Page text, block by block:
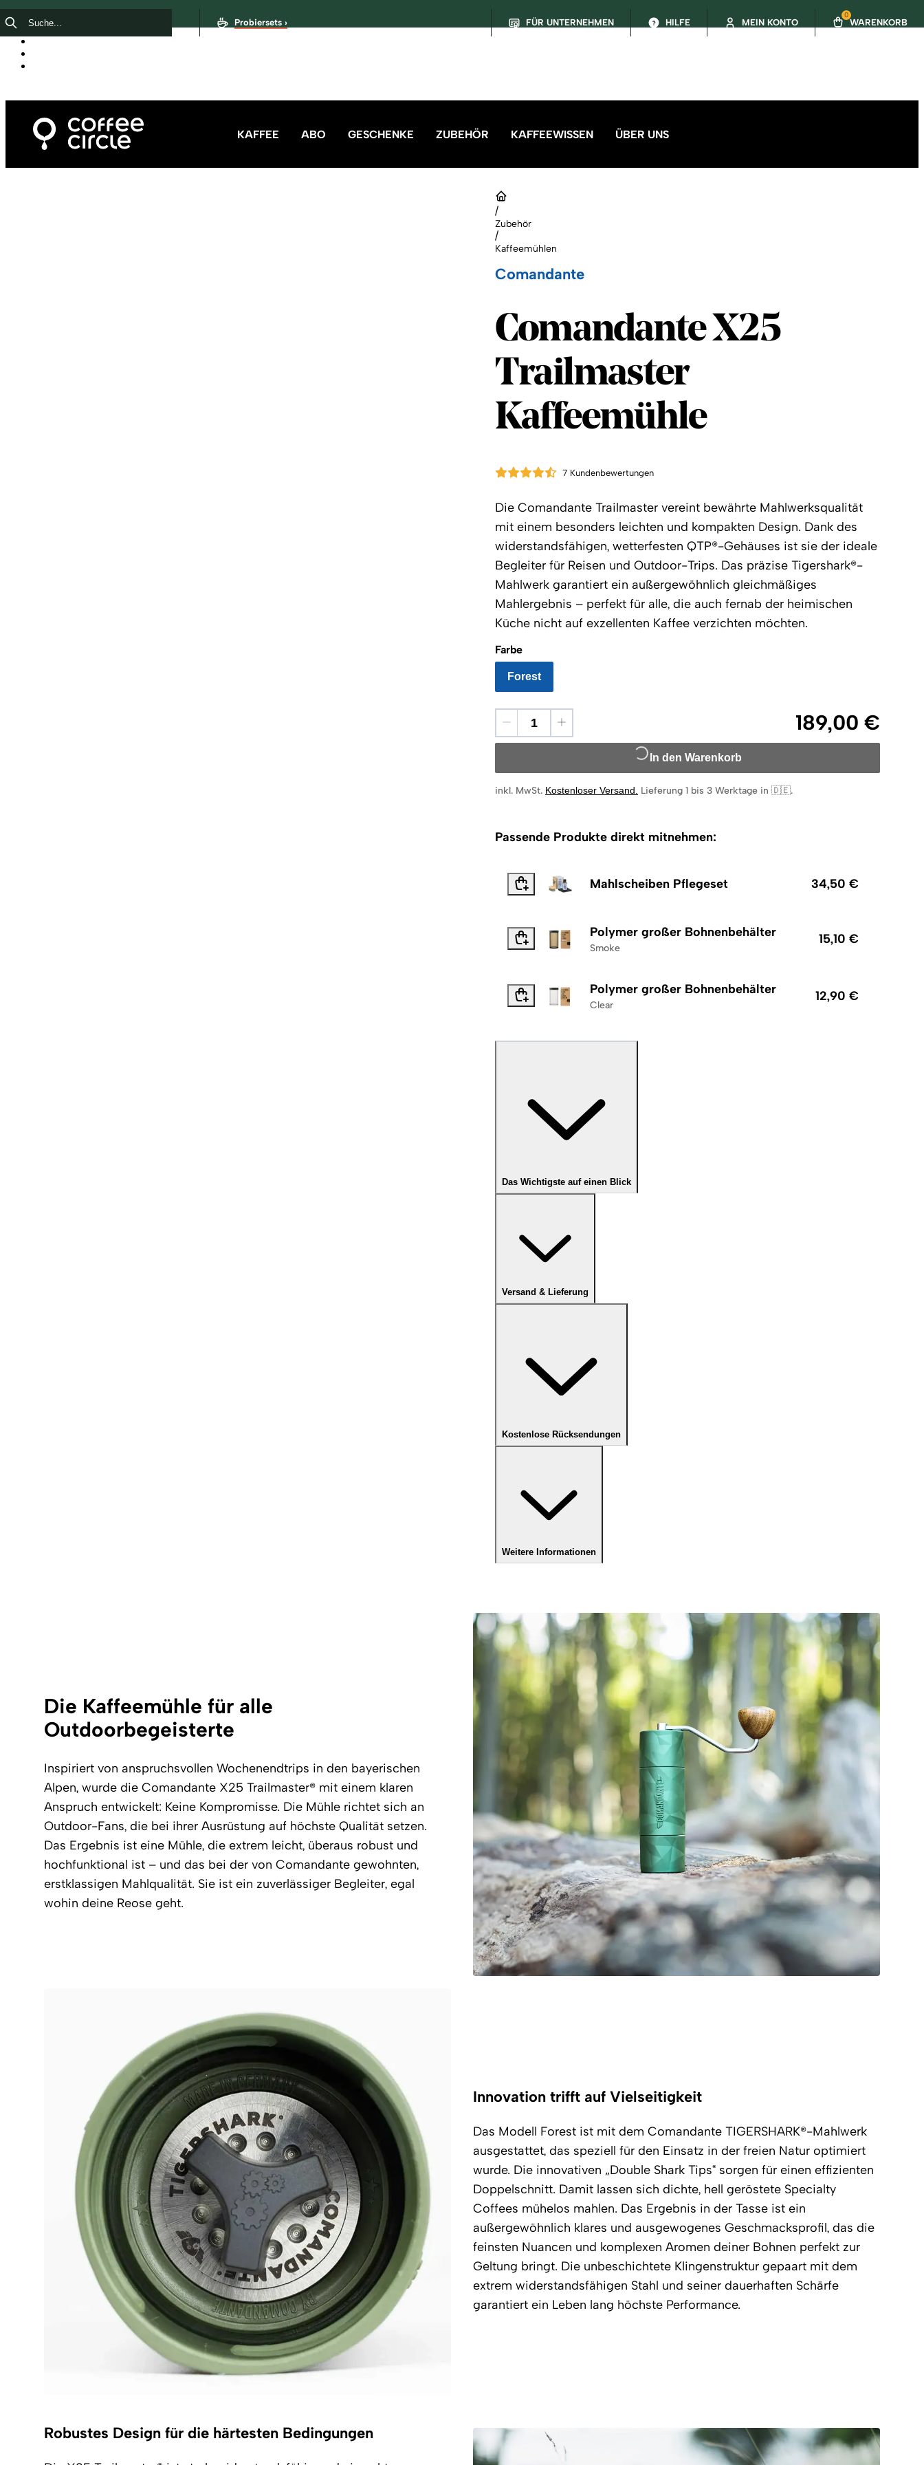
Probiersets › FÜR UNTERNEHMEN HILFE MEIN KONTO
0
WARENKORB
KAFFEE ABO GESCHENKE ZUBEHÖR KAFFEEWISSEN ÜBER UNS
/
Zubehör
/
Kaffeemühlen
Farbe
Forest
Comandante
Comandante
Comandante X25
Trailmaster
Kaffeemühle
7 Kundenbewertungen
Die Comandante Trailmaster vereint bewährte Mahlwerksqualität
mit einem besonders leichten und kompakten Design. Dank des
widerstandsfähigen, wetterfesten QTP®-Gehäuses ist sie der ideale
Begleiter für Reisen und Outdoor-Trips. Das präzise Tigershark®-
Mahlwerk garantiert ein außergewöhnlich gleichmäßiges
Mahlergebnis – perfekt für alle, die auch fernab der heimischen
Küche nicht auf exzellenten Kaffee verzichten möchten.
189,00 €
In den Warenkorb
inkl. MwSt. Kostenloser Versand Lieferung 1 bis 3 Werktage in 🇩🇪.
Passende Produkte direkt mitnehmen:
Mahlscheiben Pflegeset 34,50 €
Polymer großer Bohnenbehälter
Smoke
15,10 €
Polymer großer Bohnenbehälter
Clear
12,90 €
Das Wichtigste auf einen Blick
Versand & Lieferung
Kostenlose Rücksendungen
Weitere Informationen
Die Kaffeemühle für alle
Outdoorbegeisterte
Inspiriert von anspruchsvollen Wochenendtrips in den bayerischen
Alpen, wurde die Comandante X25 Trailmaster® mit einem klaren
Anspruch entwickelt: Keine Kompromisse. Die Mühle richtet sich an
Outdoor-Fans, die bei ihrer Ausrüstung auf höchste Qualität setzen.
Das Ergebnis ist eine Mühle, die extrem leicht, überaus robust und
hochfunktional ist – und das bei der von Comandante gewohnten,
erstklassigen Mahlqualität. Sie ist ein zuverlässiger Begleiter, egal
wohin deine Reose geht.
Innovation trifft auf Vielseitigkeit
Das Modell Forest ist mit dem Comandante TIGERSHARK®-Mahlwerk
ausgestattet, das speziell für den Einsatz in der freien Natur optimiert
wurde. Die innovativen „Double Shark Tips“ sorgen für einen effizienten
Doppelschnitt. Damit lassen sich dichte, hell geröstete Specialty
Coffees mühelos mahlen. Das Ergebnis in der Tasse ist ein
außergewöhnlich klares und ausgewogenes Geschmacksprofil, das die
feinsten Nuancen und komplexen Aromen deiner Bohnen perfekt zur
Geltung bringt. Die unbeschichtete Klingenstruktur gepaart mit dem
extrem widerstandsfähigen Stahl und seiner dauerhaften Schärfe
garantiert ein Leben lang höchste Performance.
Robustes Design für die härtesten Bedingungen